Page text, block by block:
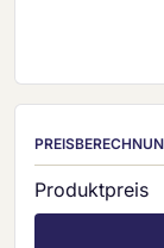
Produktpreis